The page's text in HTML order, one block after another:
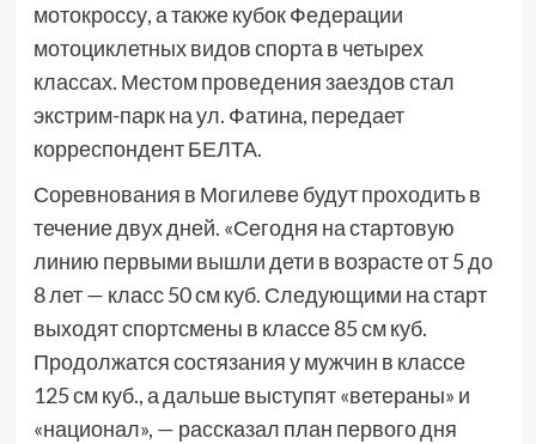
мотокроссу, а также кубок Федерации
мотоциклетных видов спорта в четырех
классах. Местом проведения заездов стал
экстрим-парк на ул. Фатина, передает
корреспондент БЕЛТА.
Соревнования в Могилеве будут проходить в
течение двух дней. «Сегодня на стартовую
линию первыми вышли дети в возрасте от 5 до
8 лет — класс 50 см куб. Следующими на старт
выходят спортсмены в классе 85 см куб.
Продолжатся состязания у мужчин в классе
125 см куб., а дальше выступят «ветераны» и
«национал», — рассказал план первого дня